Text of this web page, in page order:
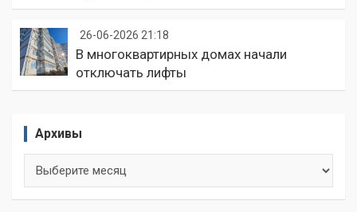
26-06-2026 21:18
В многоквартирных домах начали
отключать лифты
Архивы